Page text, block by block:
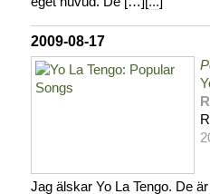
2009-08-17
Jag älskar Yo La Tengo. De